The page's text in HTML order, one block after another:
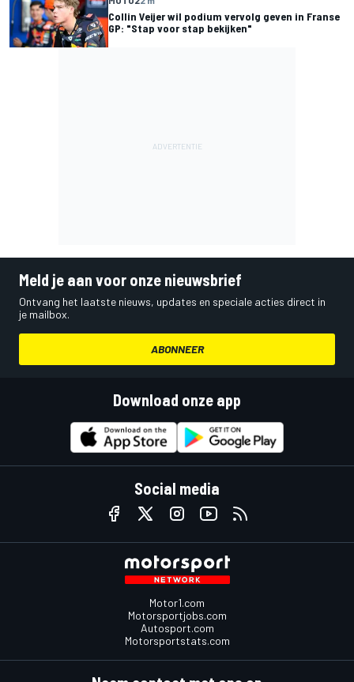
Collin Veijer wil podium vervolg geven in Franse
GP: "Stap voor stap bekijken"
Meld je aan voor onze nieuwsbrief
Ontvang het laatste nieuws, updates en speciale acties direct in
je mailbox.
ABONNEER
Download onze app
Social media
Motor1.com
Motorsportjobs.com
Autosport.com
Motorsportstats.com